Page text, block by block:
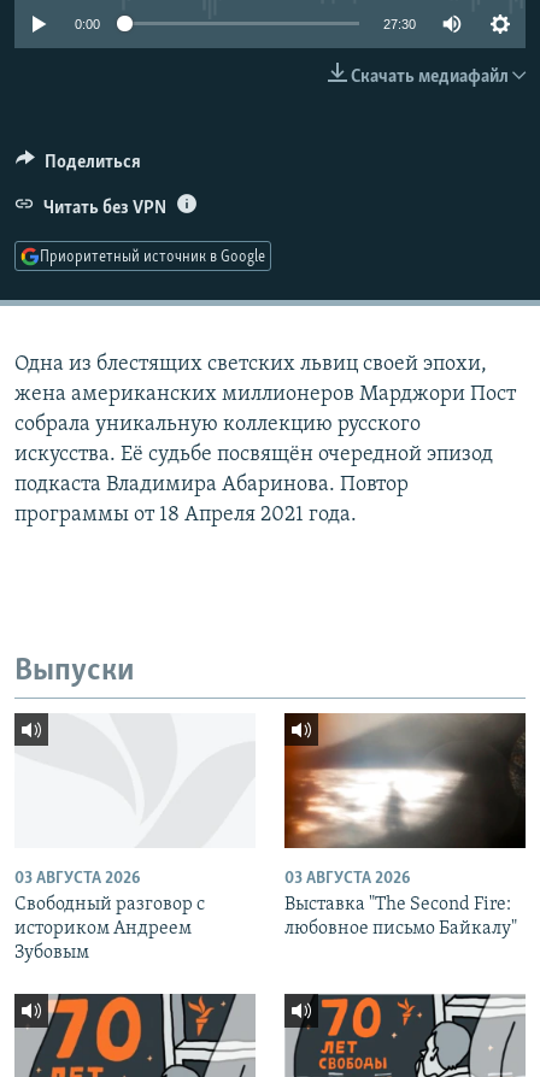
РАСПИСАНИЕ ВЕЩАНИЯ
0:00 27:30
Скачать медиафайл
Поделиться
Читать без VPN
Приоритетный источник в Google
Одна из блестящих светских львиц своей эпохи,
жена американских миллионеров Марджори Пост
собрала уникальную коллекцию русского
искусства. Её судьбе посвящён очередной эпизод
подкаста Владимира Абаринова. Повтор
программы от 18 Апреля 2021 года.
Выпуски
03 АВГУСТА 2026
Свободный разговор с
историком Андреем
Зубовым
03 АВГУСТА 2026
Выставка "The Second Fire:
любовное письмо Байкалу"